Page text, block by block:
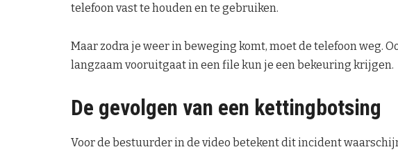
telefoon vast te houden en te gebruiken.
Maar zodra je weer in beweging komt, moet de telefoon weg.
langzaam vooruitgaat in een file kun je een bekeuring krijgen.
De gevolgen van een kettingbotsing
Voor de bestuurder in de video betekent dit incident